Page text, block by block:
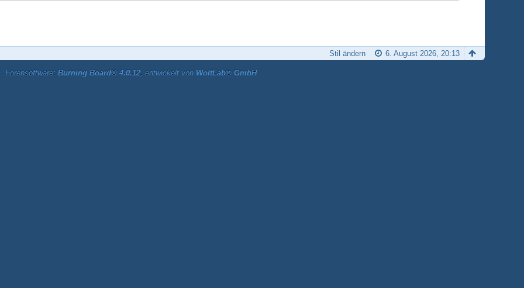
6. August 2026, 20:13
Stil ändern
Forensoftware: Burning Board® 4.0.12, entwickelt von WoltLab® GmbH